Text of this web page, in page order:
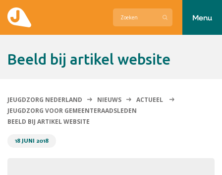
Hier zetten wij ons voor in
Contact
Menu
beeld bij artikel website
JEUGDZORG NEDERLAND NIEUWS
ACTUEEL
JEUGDZORG VOOR GEMEENTERAADSLEDEN
BEELD BIJ ARTIKEL WEBSITE
18 JUNI 2018